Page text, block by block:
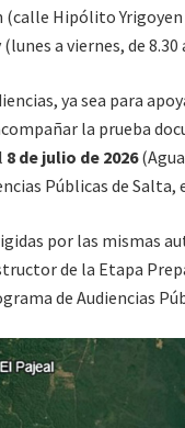
Hipólito
a viernes, de 8.30
ya sea para
la prueba
8 de julio de 2026
Públicas de
por las mismas
de la Etapa
de Audiencias